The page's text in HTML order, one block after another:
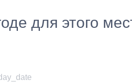
для этого